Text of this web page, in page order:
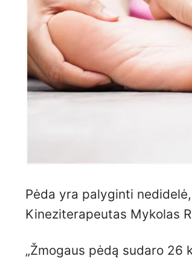
Pėda yra palyginti
Kineziterapeutas Mykolas
„Žmogaus pėdą sudaro 26